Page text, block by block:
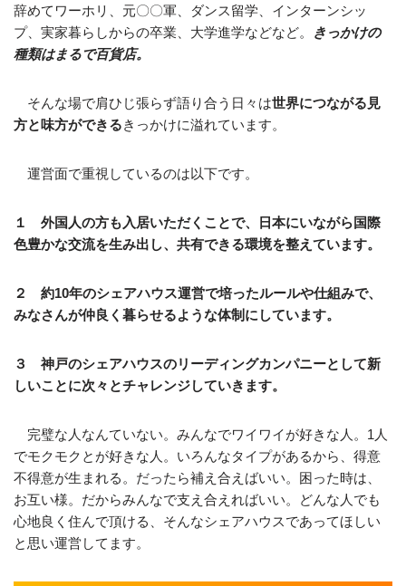
辞めてワーホリ、元〇〇軍、ダンス留学、インターンシッ
プ、実家暮らしからの卒業、大学進学などなど。
きっかけの
種類はまるで百貨店。
そんな場で肩ひじ張らず語り合う日々は世界につながる見
方と味方ができるきっかけに溢れています。
運営面で重視しているのは以下です。
１ 外国人の方も入居いただくことで、日本にいながら国際
色豊かな交流を生み出し、共有できる環境を整えています。
２ 約10年のシェアハウス運営で培ったルールや仕組みで、
みなさんが仲良く暮らせるような体制にしています。
３ 神戸のシェアハウスのリーディングカンパニーとして新
しいことに次々とチャレンジしていきます。
完璧な人なんていない。みんなでワイワイが好きな人。1人
でモクモクとが好きな人。いろんなタイプがあるから、得意
不得意が生まれる。だったら補え合えばいい。困った時は、
お互い様。だからみんなで支え合えればいい。どんな人でも
心地良く住んで頂ける、そんなシェアハウスであってほしい
と思い運営してます。